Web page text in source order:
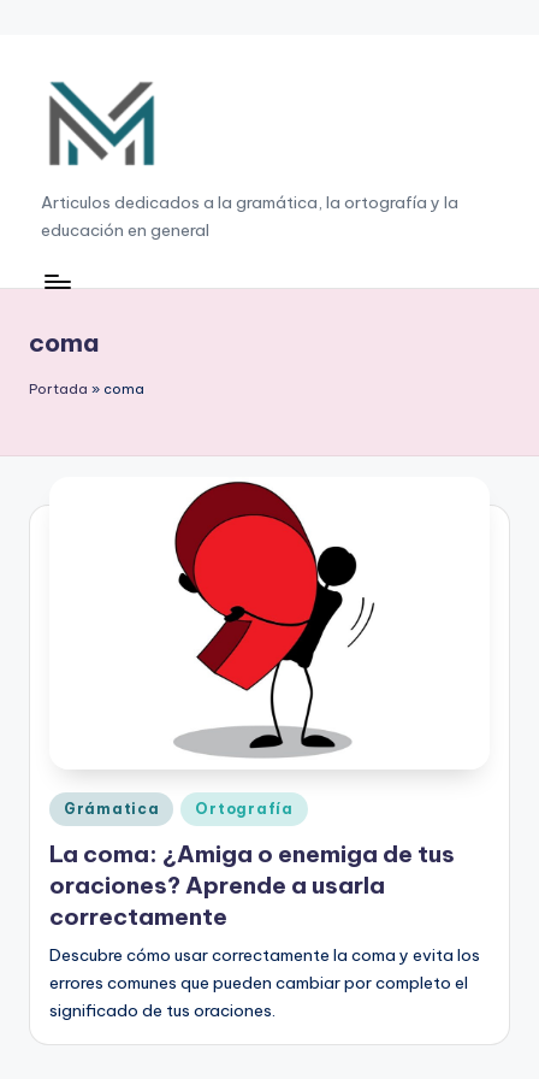
contenido
G
r
a
á
ti
fí
a
y
e
d
u
c
Articulos dedicados a la gramática, la ortografía y la
educación en general
coma
Portada » coma
Publicado
en
Grámatica Ortografía
La coma: ¿Amiga o enemiga de tus
oraciones? Aprende a usarla
correctamente
Descubre cómo usar correctamente la coma y evita los
errores comunes que pueden cambiar por completo el
significado de tus oraciones.